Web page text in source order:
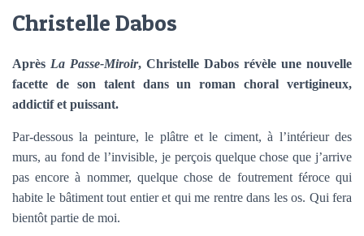
Christelle Dabos
Après La Passe-Miroir, Christelle Dabos révèle une nouvelle
facette de son talent dans un roman choral vertigineux,
addictif et puissant.
Par-dessous la peinture, le plâtre et le ciment, à l’intérieur des
murs, au fond de l’invisible, je perçois quelque chose que j’arrive
pas encore à nommer, quelque chose de foutrement féroce qui
habite le bâtiment tout entier et qui me rentre dans les os. Qui fera
bientôt partie de moi.